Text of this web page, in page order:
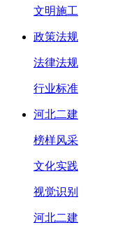
文明施工
政策法规
法律法规
行业标准
河北二建
榜样风采
文化实践
视觉识别
河北二建